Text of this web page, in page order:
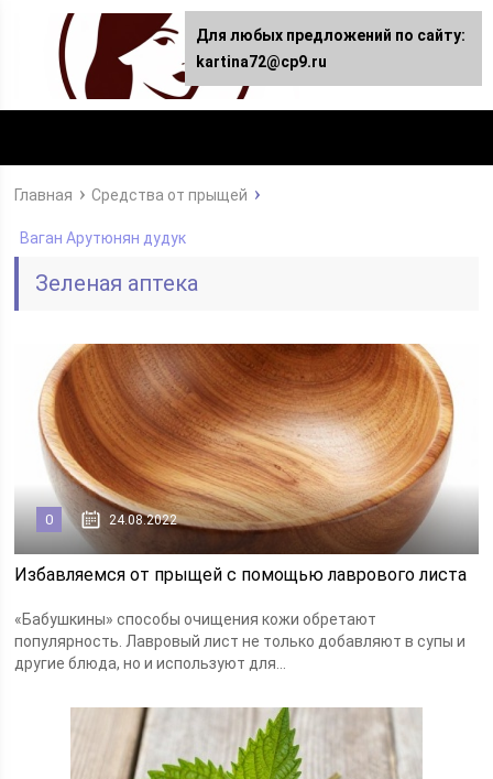
Главная Средства от прыщей
Ваган Арутюнян дудук
Зеленая аптека
0 24.08.2022
Избавляемся от прыщей с помощью лаврового листа
«Бабушкины» способы очищения кожи обретают
популярность. Лавровый лист не только добавляют в супы и
другие блюда, но и используют для...
Для любых предложений по сайту:
kartina72@cp9.ru